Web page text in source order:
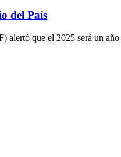
del País
que el 2025 será un